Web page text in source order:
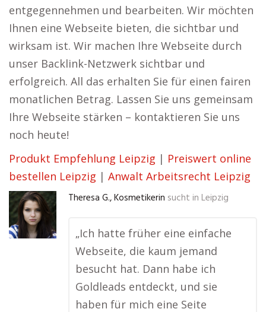
entgegennehmen und bearbeiten. Wir möchten
Ihnen eine Webseite bieten, die sichtbar und
wirksam ist. Wir machen Ihre Webseite durch
unser Backlink-Netzwerk sichtbar und
erfolgreich. All das erhalten Sie für einen fairen
monatlichen Betrag. Lassen Sie uns gemeinsam
Ihre Webseite stärken – kontaktieren Sie uns
noch heute!
Produkt Empfehlung Leipzig | Preiswert online
bestellen Leipzig | Anwalt Arbeitsrecht Leipzig
Theresa G., Kosmetikerin sucht in Leipzig
„Ich hatte früher eine einfache
Webseite, die kaum jemand
besucht hat. Dann habe ich
Goldleads entdeckt, und sie
haben für mich eine Seite